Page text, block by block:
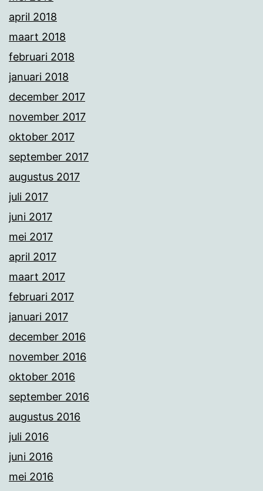
april 2018
maart 2018
februari 2018
januari 2018
december 2017
november 2017
oktober 2017
september 2017
augustus 2017
juli 2017
juni 2017
mei 2017
april 2017
maart 2017
februari 2017
januari 2017
december 2016
november 2016
oktober 2016
september 2016
augustus 2016
juli 2016
juni 2016
mei 2016